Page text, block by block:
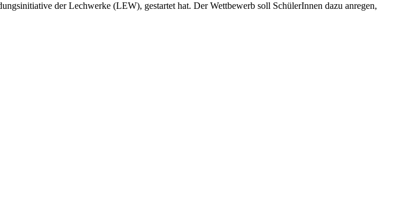
der Lechwerke (LEW), gestartet hat. Der Wettbewerb soll SchülerInnen dazu anregen,